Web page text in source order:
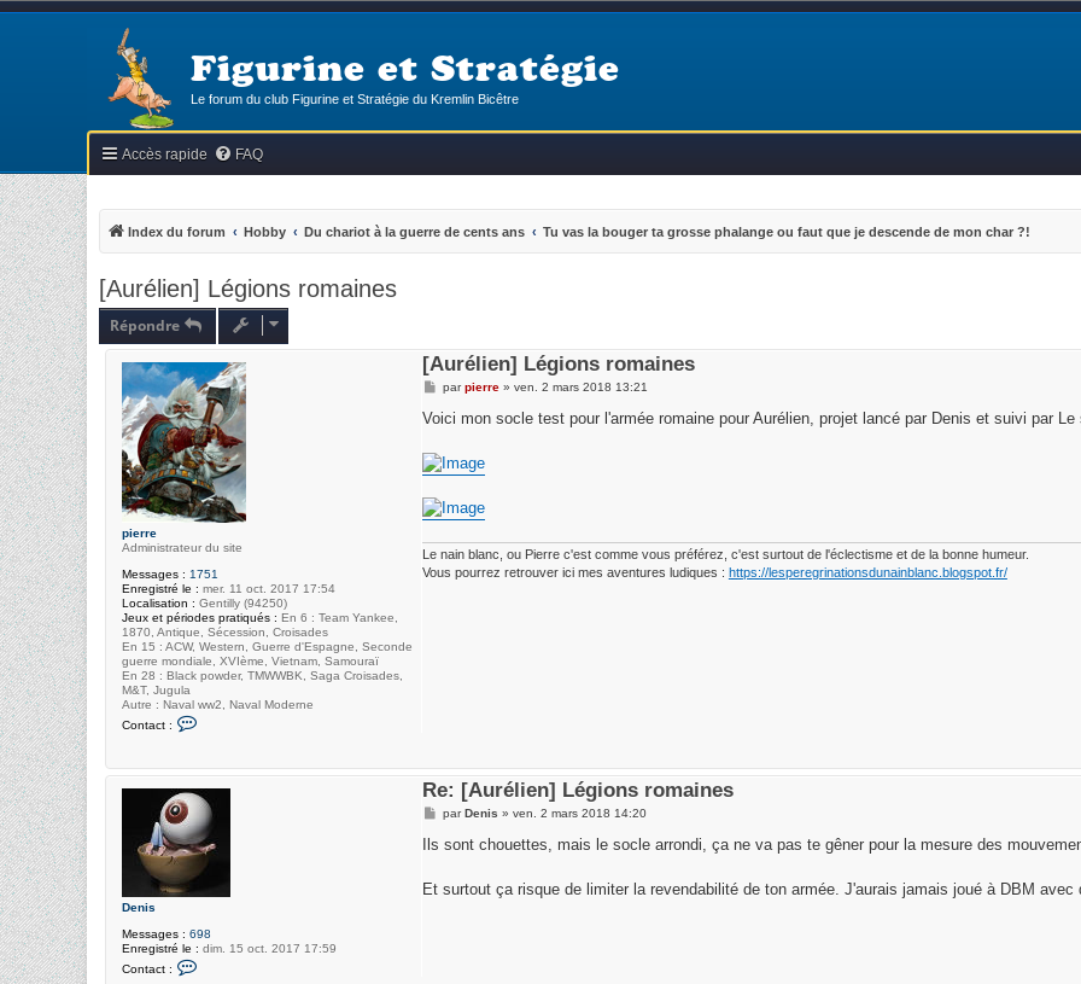
Figurine et Stratégie
Le forum du club Figurine et Stratégie du Kremlin Bicêtre
Accès rapide FAQ
Index du forum Hobby Du chariot à la guerre de cents ans Tu vas la bouger ta grosse phalange ou faut que je descende de mon char ?!
[Aurélien] Légions romaines
Répondre
pierre
Administrateur du site
Messages : 1751
Enregistré le : mer. 11 oct. 2017 17:54
Localisation : Gentilly (94250)
Jeux et périodes pratiqués : En 6 : Team Yankee,
1870, Antique, Sécession, Croisades
En 15 : ACW, Western, Guerre d'Espagne, Seconde
guerre mondiale, XVIème, Vietnam, Samouraï
En 28 : Black powder, TMWWBK, Saga Croisades,
M&T, Jugula
Autre : Naval ww2, Naval Moderne
Contact :
a
c
t
e
r
p
e
r
[Aurélien] Légions romaines
M
s
g
e
parpierre» ven. 2 mars 2018 13:21
Voici mon socle test pour l'armée romaine pour Aurélien, projet lancé par Denis et suivi par
Le nain blanc, ou Pierre c'est comme vous préférez, c'est surtout de l'éclectisme et de la bonne humeur.
Vous pourrez retrouver ici mes aventures ludiques : https://lesperegrinationsdunainblanc.blogspot.fr/
Denis
Messages : 698
Enregistré le : dim. 15 oct. 2017 17:59
Contact :
Re: [Aurélien] Légions romaines
M
s
g
e
parDenis » ven. 2 mars 2018 14:20
Ils sont chouettes, mais le socle arrondi, ça ne va pas te gêner pour la mesure des
Et surtout ça risque de limiter la revendabilité de ton armée. J'aurais jamais joué à DBM